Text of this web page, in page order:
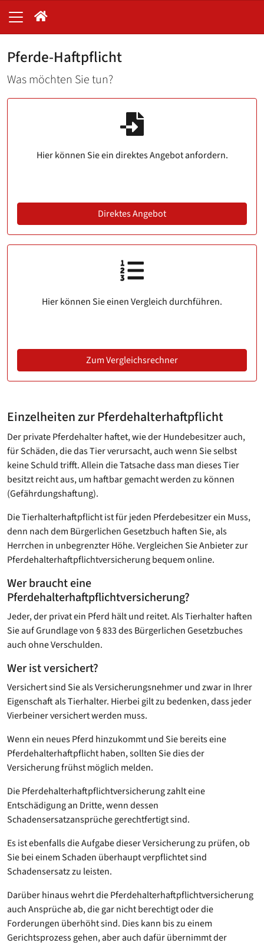
Pferde-Haftpflicht
Was möchten Sie tun?
Hier können Sie ein direktes Angebot anfordern.
Direktes Angebot
Hier können Sie einen Vergleich durchführen.
Zum Vergleichsrechner
Einzelheiten zur Pferdehalterhaftpflicht
Der private Pferdehalter haftet, wie der Hundebesitzer auch,
für Schäden, die das Tier verursacht, auch wenn Sie selbst
keine Schuld trifft. Allein die Tatsache dass man dieses Tier
besitzt reicht aus, um haftbar gemacht werden zu können
(Gefährdungshaftung).
Die Tierhalterhaftpflicht ist für jeden Pferdebesitzer ein Muss,
denn nach dem Bürgerlichen Gesetzbuch haften Sie, als
Herrchen in unbegrenzter Höhe. Vergleichen Sie Anbieter zur
Pferdehalterhaftpflichtversicherung bequem online.
Wer braucht eine
Pferdehalterhaftpflichtversicherung?
Jeder, der privat ein Pferd hält und reitet. Als Tierhalter haften
Sie auf Grundlage von § 833 des Bürgerlichen Gesetzbuches
auch ohne Verschulden.
Wer ist versichert?
Versichert sind Sie als Versicherungsnehmer und zwar in Ihrer
Eigenschaft als Tierhalter. Hierbei gilt zu bedenken, dass jeder
Vierbeiner versichert werden muss.
Wenn ein neues Pferd hinzukommt und Sie bereits eine
Pferdehalterhaftpflicht haben, sollten Sie dies der
Versicherung frühst möglich melden.
Die Pferdehalterhaftpflichtversicherung zahlt eine
Entschädigung an Dritte, wenn dessen
Schadensersatzansprüche gerechtfertigt sind.
Es ist ebenfalls die Aufgabe dieser Versicherung zu prüfen, ob
Sie bei einem Schaden überhaupt verpflichtet sind
Schadensersatz zu leisten.
Darüber hinaus wehrt die Pferdehalterhaftpflichtversicherung
auch Ansprüche ab, die gar nicht berechtigt oder die
Forderungen überhöht sind. Dies kann bis zu einem
Gerichtsprozess gehen, aber auch dafür übernimmt der